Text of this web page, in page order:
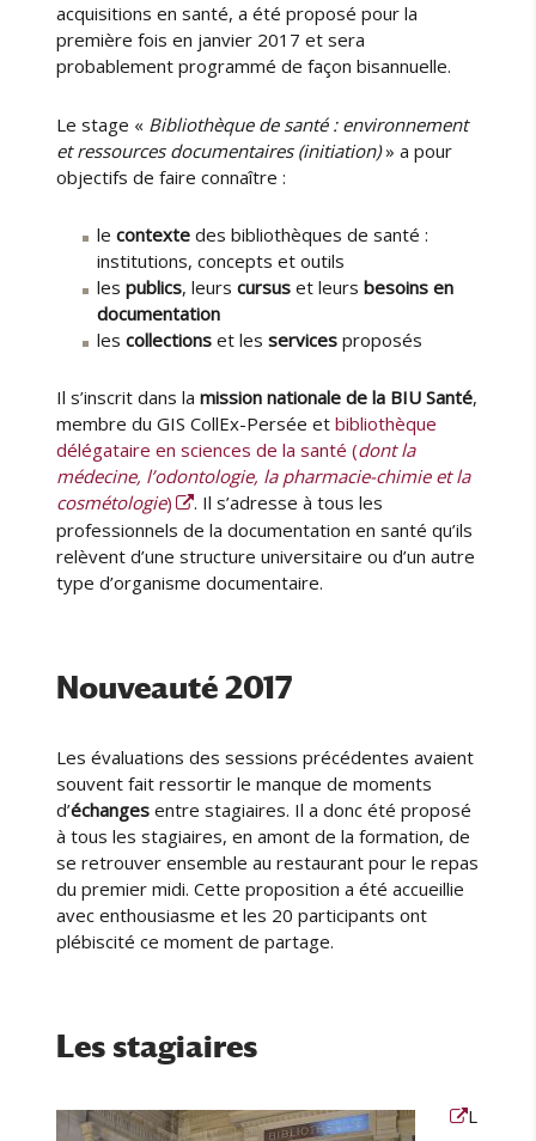
acquisitions en santé, a été proposé pour la
première fois en janvier 2017 et sera
probablement programmé de façon bisannuelle.
Le stage « Bibliothèque de santé : environnement
et ressources documentaires (initiation)» a pour
objectifs de faire connaître :
le contextedes bibliothèques de santé :
institutions, concepts et outils
les publics, leurs cursuset leurs besoins en
documentation
les collectionset les servicesproposés
Il s’inscrit dans lamission nationale de la BIU Santé,
membre du GIS CollEx-Persée etbibliothèque
délégataire en sciences de la santé (dont la
médecine, l’odontologie, la pharmacie-chimie et la
cosmétologie)
. Il s’adresse à tous les
professionnels de la documentation en santé qu’ils
relèvent d’une structure universitaire ou d’un autre
type d’organisme documentaire.
Nouveauté 2017
Les évaluations des sessions précédentes avaient
souvent fait ressortir le manque de moments
d’échanges entre stagiaires. Il a donc été proposé
à tous les stagiaires, en amont de la formation, de
se retrouver ensemble au restaurant pour le repas
du premier midi. Cette proposition a été accueillie
avec enthousiasme et les 20 participants ont
plébiscité ce moment de partage.
Les stagiaires
L